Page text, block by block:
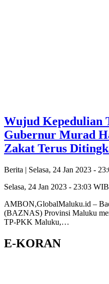
Wujud Kepedulian
Gubernur Murad
Zakat Terus
Berita | Selasa, 24 Jan 2023 -
Selasa, 24 Jan 2023 - 23:03 WIB
AMBON,GlobalMaluku.id –
(BAZNAS) Provinsi Maluku
TP-PKK Maluku,…
E-KORAN